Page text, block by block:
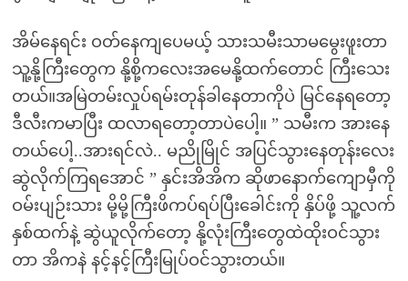
အိမ်နေရင်း ဝတ်နေကျပေမယ့် သားသမီးသာမမွေးဖူးတာ
သူ့နို့ကြီးတွေက နို့စို့ကလေးအမေနို့ထက်တောင် ကြီးသေး
တယ်။အမြဲတမ်းလှုပ်ရမ်းတုန်ခါနေတာကိုပဲ မြင်နေရတော့
ဒီလီးကမာပြီး ထလာရတော့တာပဲပေါ့။ ” သမီးက အားနေ
တယ်ပေါ့..အားရင်လဲ.. မညိုမြိုင် အပြင်သွားနေတုန်းလေး
ဆွဲလိုက်ကြရအောင် ” နှင်းအိအိက ဆိုဖာနောက်ကျောမှီကို
ဝမ်းပျဉ်းသား မို့မို့ကြီးဖိကပ်ရပ်ပြီးခေါင်းကို နှိပ်ဖို့ သူ့လက်
နှစ်ထက်နဲ့ ဆွဲယူလိုက်တော့ နို့လုံးကြီးတွေထဲထိုးဝင်သွား
တာ အိကနဲ နင့်နင့်ကြီးမြုပ်ဝင်သွားတယ်။